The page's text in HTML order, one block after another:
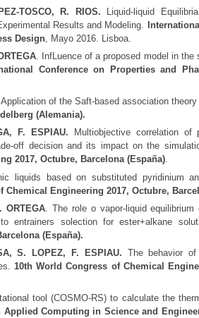
TOSCO, R. RIOS. Liquid-liquid
Results and Modeling.
Design, Mayo 2016. Lisboa.
. InfLuence of a proposed model in
Conference on Properties and
of the Saft-based association
(Alemania).
F. ESPIAU. Multiobjective correlation
off decision and its impact on the
2017, Octubre, Barcelona (España).
liquids based on substituted pyridinium
Chemical Engineering 2017, Octubre,
ORTEGA . The role o vapor-liquid
entrainers solection for ester+alkane
(España).
S. LOPEZ, F. ESPIAU. The behavior
10th World Congress of Chemical
tool (COSMO-RS) to calculate the
Applied Computing in Science and